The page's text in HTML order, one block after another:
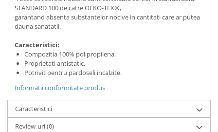
STANDARD 100 de catre OEKO-TEX®,
garantand absenta substantelor nocive in cantitati care ar putea
dauna sanatatii.
Caracteristici:
Compozitia 100% polipropilena.
Proprietati antistatic.
Potrivit pentru pardoseli incalzite.
Informatii conformitate produs
Caracteristici
Review-uri(0)